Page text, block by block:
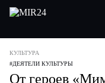
КУЛЬТУРА
#ДЕЯТЕЛИ КУЛЬТУРЫ
От героев